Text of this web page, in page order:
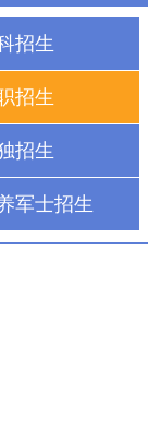
招生
招生
招生
军士招生